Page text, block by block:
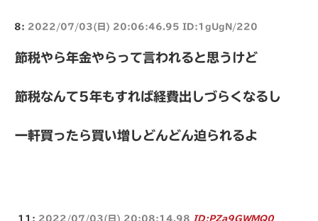
8: 2022/07/03(日) 20:06:46.95 ID:1gUgN/220
節税やら年金やらって言われると思うけど
節税なんて5年もすれば経費出しづらくなるし
一軒買ったら買い増しどんどん迫られるよ
11: 2022/07/03(日) 20:08:14.98 ID:PZa9GWMQ0